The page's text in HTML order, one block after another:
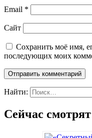
Email *
Сайт
Сохранить моё имя,
последующих моих
Найти:
Сейчас